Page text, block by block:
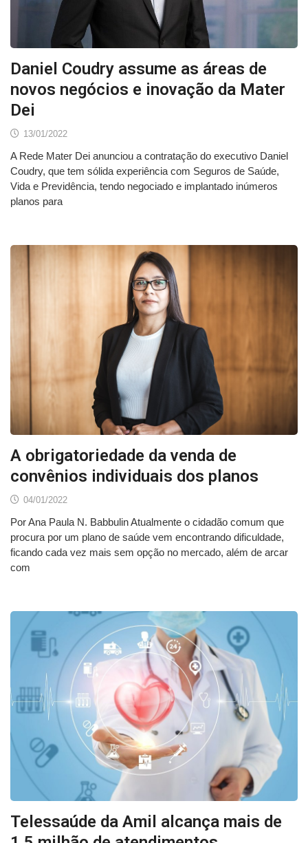
Daniel Coudry assume as áreas de
novos negócios e inovação da Mater
Dei
13/01/2022
A Rede Mater Dei anunciou a contratação do executivo Daniel
Coudry, que tem sólida experiência com Seguros de Saúde,
Vida e Previdência, tendo negociado e implantado inúmeros
planos para
A obrigatoriedade da venda de
convênios individuais dos planos
04/01/2022
Por Ana Paula N. Babbulin Atualmente o cidadão comum que
procura por um plano de saúde vem encontrando dificuldade,
ficando cada vez mais sem opção no mercado, além de arcar
com
Telessaúde da Amil alcança mais de